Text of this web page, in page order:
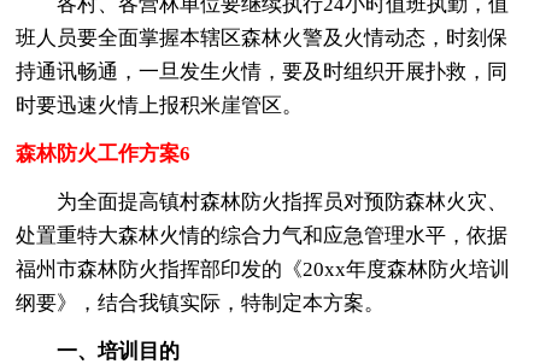
班人员要全面掌握本辖区森林火警及火情动态，时刻保
持通讯畅通，一旦发生火情，要及时组织开展扑救，同
时要迅速火情上报积米崖管区。
森林防火工作方案6
为全面提高镇村森林防火指挥员对预防森林火灾、
处置重特大森林火情的综合力气和应急管理水平，依据
福州市森林防火指挥部印发的《20xx年度森林防火培训
纲要》，结合我镇实际，特制定本方案。
一、培训目的